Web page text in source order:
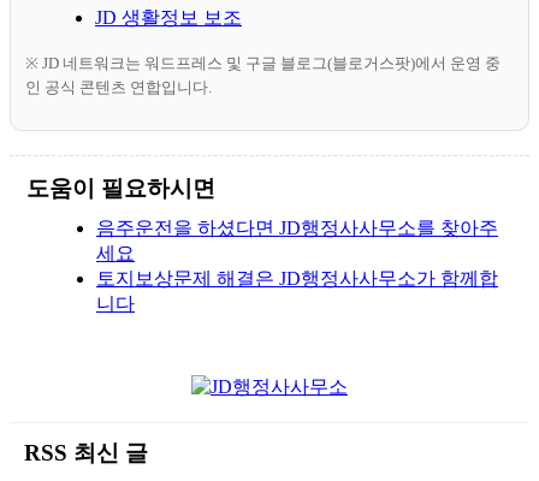
JD 생활정보 보조
※ JD 네트워크는 워드프레스 및 구글 블로그(블로거스팟)에서 운영 중
인 공식 콘텐츠 연합입니다.
도움이 필요하시면
음주운전을 하셨다면 JD행정사사무소를 찾아주
세요
토지보상문제 해결은 JD행정사사무소가 함께합
니다
RSS 최신 글